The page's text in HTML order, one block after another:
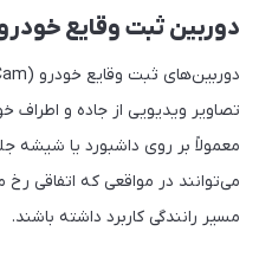
دوربین ثبت وقایع
تصاویر ویدیویی از جاده و اطراف
معمولاً بر روی داشبورد یا
می‌توانند در مواقعی که اتفاقی
مسیر رانندگی کاربرد داشته باشند.